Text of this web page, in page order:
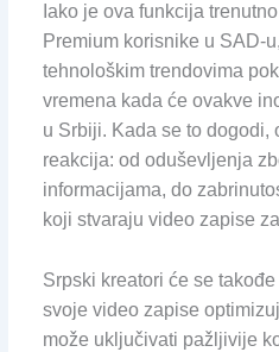
Iako je ova funkcija
Premium korisnike u SAD-
tehnološkim trendovima
vremena kada će ovakve
u Srbiji. Kada se to dogodi,
reakcija: od oduševljenja
informacijama, do
koji stvaraju video zapise
Srpski kreatori će se
svoje video zapise
može uključivati pažljivije